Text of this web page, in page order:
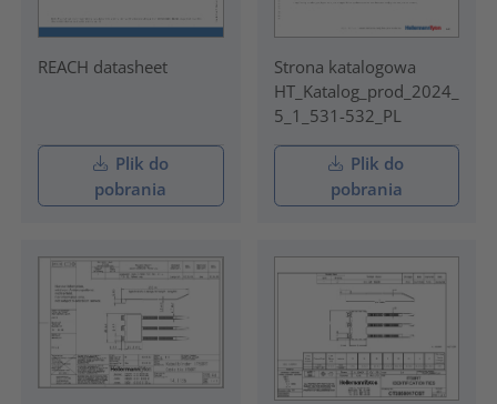
REACH datasheet
Plik do
pobrania
Strona katalogowa
HT_Katalog_prod_2024_
5_1_531-532_PL
Plik do
pobrania